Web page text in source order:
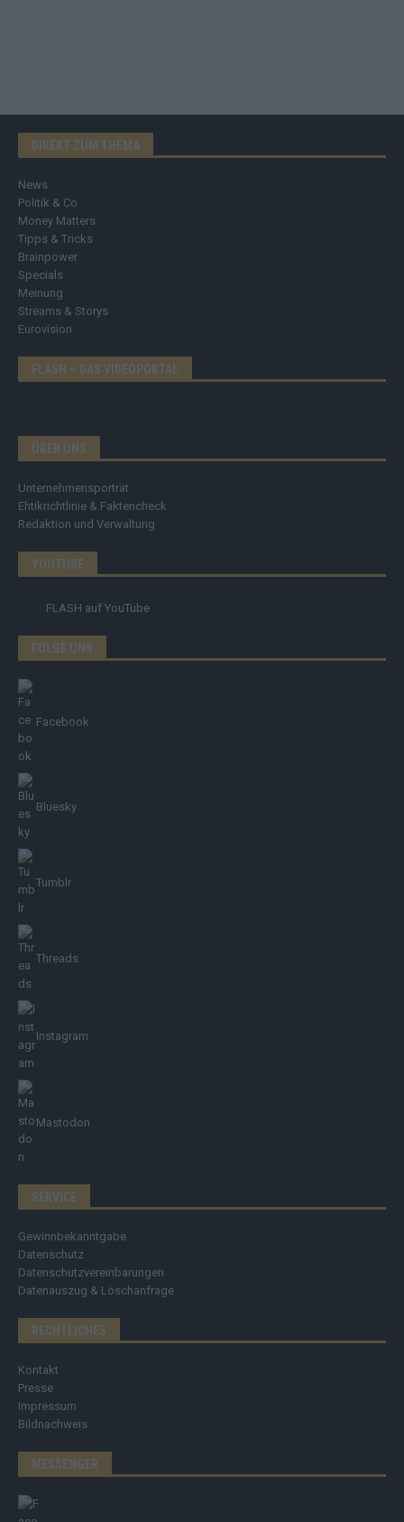
DIREKT ZUM THEMA
News
Politik & Co
Money Matters
Tipps & Tricks
Brainpower
Specials
Meinung
Streams & Storys
Eurovision
FLASH – DAS VIDEOPORTAL
ÜBER UNS
Unternehmensporträt
Ehtikrichtlinie & Faktencheck
Redaktion und Verwaltung
YOUTUBE
FLASH auf YouTube
FOLGE UNS
Facebook
Bluesky
Tumblr
Threads
Instagram
Mastodon
SERVICE
Gewinnbekanntgabe
Datenschutz
Datenschutzvereinbarungen
Datenauszug & Löschanfrage
RECHTLICHES
Kontakt
Presse
Impressum
Bildnachweis
MESSENGER